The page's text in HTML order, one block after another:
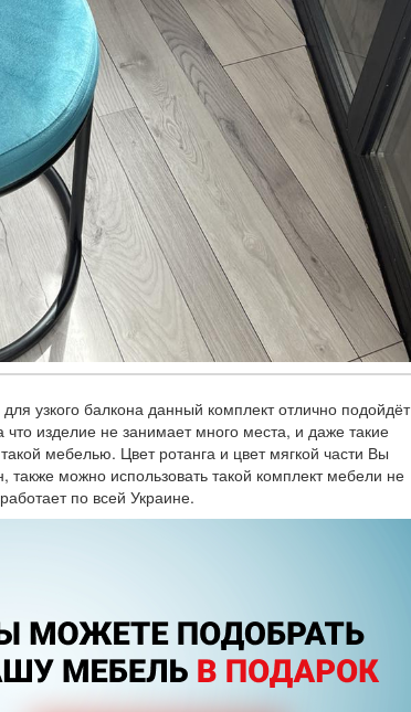
узкого балкона данный комплект отлично подойдёт
изделие не занимает много места, и даже такие
мебелью. Цвет ротанга и цвет мягкой части Вы
можно использовать такой комплект мебели не
по всей Украине.